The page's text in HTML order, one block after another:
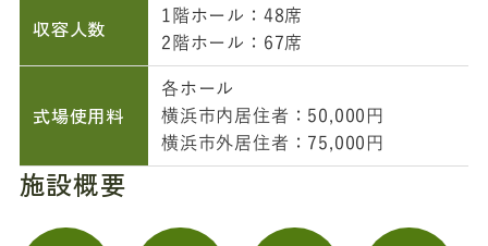
収容人数
1階ホール：48席
2階ホール：67席
式場使用料
各ホール
横浜市内居住者：50,000円
横浜市外居住者：75,000円
施設概要